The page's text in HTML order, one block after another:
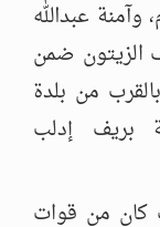
السعيد 4 أعوام، وآمنة عبدالله
الزيتون ضمن
من بلدة
بريف إدلب
كان من قوات